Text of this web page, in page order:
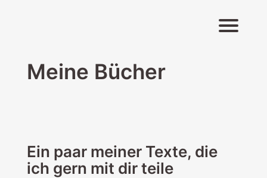
Meine Bücher
Ein paar meiner Texte, die
ich gern mit dir teile